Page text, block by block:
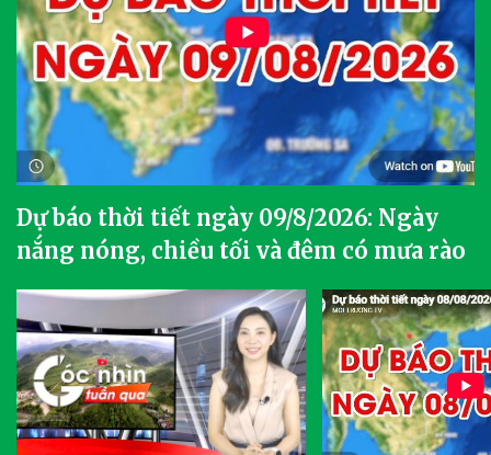
Dự báo thời tiết ngày 09/8/2026: Ngày
nắng nóng, chiều tối và đêm có mưa rào